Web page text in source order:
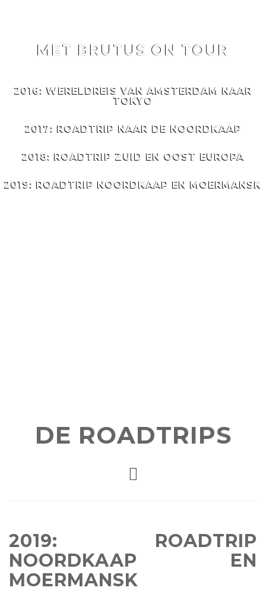
MET BRUTUS ON TOUR
2016: WERELDREIS VAN AMSTERDAM NAAR
TOKYO
2017: ROADTRIP NAAR DE NOORDKAAP
2018: ROADTRIP ZUID EN OOST EUROPA
2019: ROADTRIP NOORDKAAP EN MOERMANSK
DE ROADTRIPS
2019: ROADTRIP
NOORDKAAP EN
MOERMANSK